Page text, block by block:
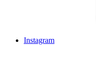
Instagram